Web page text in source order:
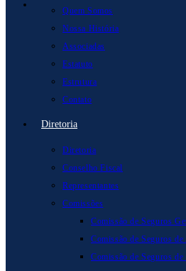
Quem Somos
Nossa História
Associadas
Estatuto
Estrutura
Contato
Diretoria
Diretoria
Conselho Fiscal
Representantes
Comissões
Comissão de Seguros
Comissão de Seguros
Comissão de Seguros